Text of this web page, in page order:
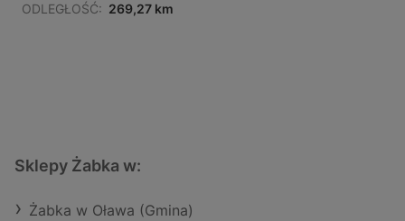
ODLEGŁOŚĆ: 269,27 km
Sklepy Żabka w:
Żabka w Oława (Gmina)